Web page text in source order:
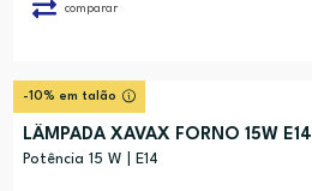
comparar
-10% em talão
LÂMPADA XAVAX FORNO 15W E14
Potência 15 W | E14